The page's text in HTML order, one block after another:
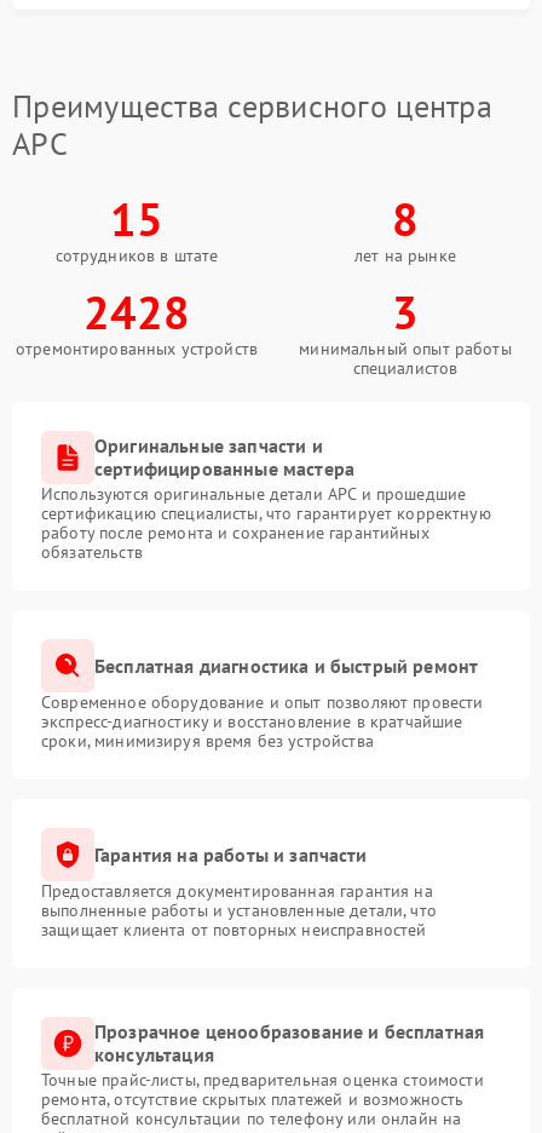
Когда обращаться в сервис
диагностике и устранению неисправностей
аккумуляторных блоков. Специалисты используют
оригинальные компоненты для замены. Это
гарантирует восстановление полной
работоспособности устройства.
Преимущества обращения
Компания FIX-APC обеспечивает высокий уровень
разъяснения по итогам работ. Такой формат
позволяет избежать повторных проблем в будущем.
Сервисный центр APC готов принять ваше
оборудование для тщательного обследования.
Преимущества сервисного центра
APC
15
сотрудников в штате
8
лет на рынке
2428
отремонтированных устройств
3
минимальный опыт работы
специалистов
Оригинальные запчасти и
сертифицированные мастера
Используются оригинальные детали APC и прошедшие
сертификацию специалисты, что гарантирует корректную
работу после ремонта и сохранение гарантийных
обязательств
Бесплатная диагностика и быстрый ремонт
Современное оборудование и опыт позволяют провести
экспресс-диагностику и восстановление в кратчайшие
сроки, минимизируя время без устройства
Гарантия на работы и запчасти
Предоставляется документированная гарантия на
выполненные работы и установленные детали, что
защищает клиента от повторных неисправностей
Прозрачное ценообразование и бесплатная
консультация
Точные прайс-листы, предварительная оценка стоимости
ремонта, отсутствие скрытых платежей и возможность
бесплатной консультации по телефону или онлайн на